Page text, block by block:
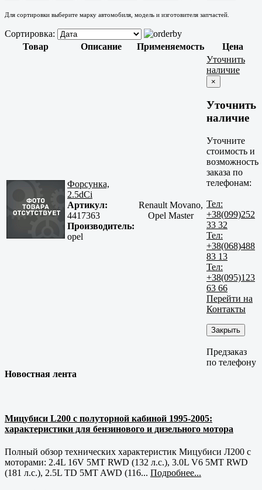
Для сортировки выберите марку автомобиля, модель и изготовителя запчастей.
Сортировка:
Товар
Описание Применяемость Цена
Форсунка,
2.5dCi
Артикул:
4417363
Производитель:
opel
Renault Movano,
Opel Master
Уточнить
наличие
×
Уточнить
наличие
Уточните
стоимость и
возможность
заказа по
телефонам:
Тел:
+38(099)252
33 32
Тел:
+38(068)488
83 13
Тел:
+38(095)123
63 66
Перейти на
Контакты
Закрыть
Предзаказ
по телефону
Новостная лента
Мицубиси L200 с полуторной кабиной 1995-2005:
характеристики для бензинового и дизельного мотора
Полный обзор технических характеристик Мицубиси Л200 с
моторами: 2.4L 16V 5MT RWD (132 л.с.), 3.0L V6 5MT RWD
(181 л.с.), 2.5L TD 5MT AWD (116... Подробнее...